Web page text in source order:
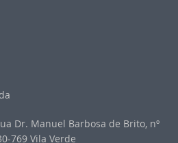
Dr. Manuel Barbosa de Brito, nº
769 Vila Verde